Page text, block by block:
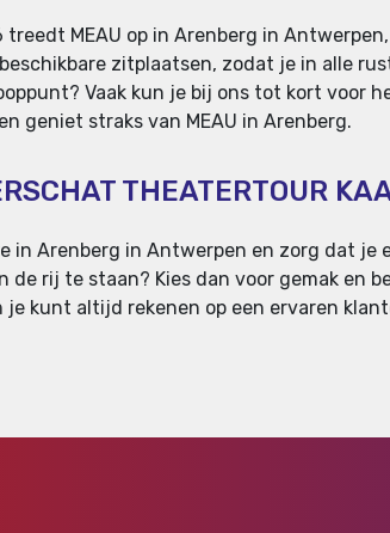
treedt MEAU op in Arenberg in
zitplaatsen, zodat je in alle
Vaak kun je bij ons tot kort voor
geniet straks van MEAU in Arenberg.
THEATERTOUR
in Arenberg in Antwerpen en zorg dat
de rij te staan? Kies dan voor gemak
kunt altijd rekenen op een ervaren